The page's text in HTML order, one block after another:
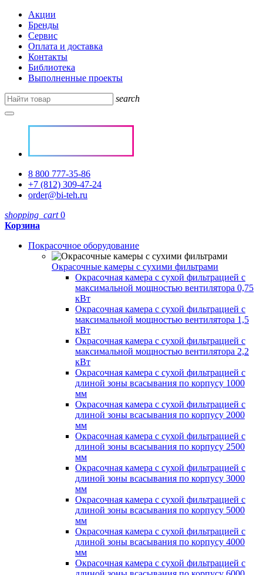
Акции
Бренды
Сервис
Оплата и доставка
Контакты
Библиотека
Выполненные проекты
search
8 800 777-35-86
+7 (812) 309-47-24
order@bi-teh.ru
shopping_cart 0
Корзина
Покрасочное оборудование
Окрасочные камеры с сухими фильтрами
Окрасочная камера с сухой фильтрацией с
максимальной мощностью вентилятора 0,75
кВт
Окрасочная камера с сухой фильтрацией с
максимальной мощностью вентилятора 1,5
кВт
Окрасочная камера с сухой фильтрацией с
максимальной мощностью вентилятора 2,2
кВт
Окрасочная камера с сухой фильтрацией с
длиной зоны всасывания по корпусу 1000
мм
Окрасочная камера с сухой фильтрацией с
длиной зоны всасывания по корпусу 2000
мм
Окрасочная камера с сухой фильтрацией с
длиной зоны всасывания по корпусу 2500
мм
Окрасочная камера с сухой фильтрацией с
длиной зоны всасывания по корпусу 3000
мм
Окрасочная камера с сухой фильтрацией с
длиной зоны всасывания по корпусу 5000
мм
Окрасочная камера с сухой фильтрацией с
длиной зоны всасывания по корпусу 4000
мм
Окрасочная камера с сухой фильтрацией с